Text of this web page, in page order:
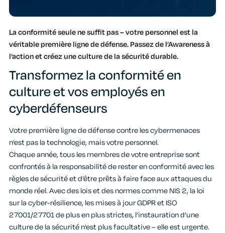
La conformité seule ne suffit pas – votre personnel est la
véritable première ligne de défense. Passez de l’Awareness à
l’action et créez une culture de la sécurité durable.
Transformez la conformité en
culture et vos employés en
cyberdéfenseurs
Votre première ligne de défense contre les cybermenaces
n’est pas la technologie, mais votre personnel.
Chaque année, tous les membres de votre entreprise sont
confrontés à la responsabilité de rester en conformité avec les
règles de sécurité et d’être prêts à faire face aux attaques du
monde réel. Avec des lois et des normes comme NIS 2, la loi
sur la cyber-résilience, les mises à jour GDPR et ISO
27001/27701 de plus en plus strictes, l’instauration d’une
culture de la sécurité n’est plus facultative – elle est urgente.